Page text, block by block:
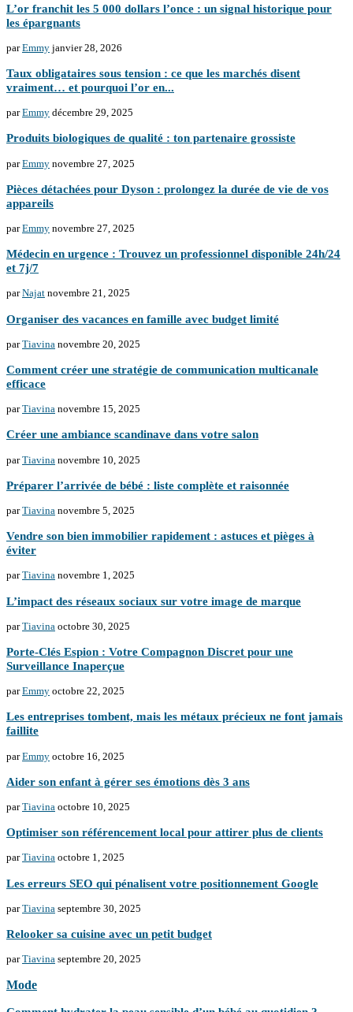
L’or franchit les 5 000 dollars l’once : un signal historique pour
les épargnants
parEmmy janvier 28, 2026
Taux obligataires sous tension : ce que les marchés disent
vraiment… et pourquoi l’or en...
parEmmy décembre 29, 2025
Produits biologiques de qualité : ton partenaire grossiste
parEmmy novembre 27, 2025
Pièces détachées pour Dyson : prolongez la durée de vie de vos
appareils
parEmmy novembre 27, 2025
Médecin en urgence : Trouvez un professionnel disponible 24h/24
et 7j/7
parNajat novembre 21, 2025
Organiser des vacances en famille avec budget limité
parTiavina novembre 20, 2025
Comment créer une stratégie de communication multicanale
efficace
parTiavina novembre 15, 2025
Créer une ambiance scandinave dans votre salon
parTiavina novembre 10, 2025
Préparer l’arrivée de bébé : liste complète et raisonnée
parTiavina novembre 5, 2025
Vendre son bien immobilier rapidement : astuces et pièges à
éviter
parTiavina novembre 1, 2025
L’impact des réseaux sociaux sur votre image de marque
parTiavina octobre 30, 2025
Porte-Clés Espion : Votre Compagnon Discret pour une
Surveillance Inaperçue
parEmmy octobre 22, 2025
Les entreprises tombent, mais les métaux précieux ne font jamais
faillite
parEmmy octobre 16, 2025
Aider son enfant à gérer ses émotions dès 3 ans
parTiavina octobre 10, 2025
Optimiser son référencement local pour attirer plus de clients
parTiavina octobre 1, 2025
Les erreurs SEO qui pénalisent votre positionnement Google
parTiavina septembre 30, 2025
Relooker sa cuisine avec un petit budget
parTiavina septembre 20, 2025
Mode